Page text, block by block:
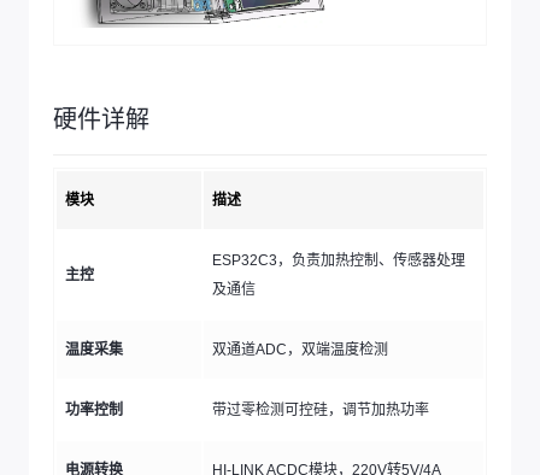
硬件详解
模块 描述
主控
ESP32C3，负责加热控制、传感器处理
及通信
温度采集 双通道ADC，双端温度检测
功率控制 带过零检测可控硅，调节加热功率
电源转换 HI-LINK ACDC模块，220V转5V/4A